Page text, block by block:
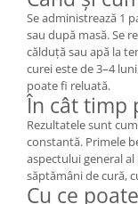
Se administrează 1
sau după masă. Se
călduță sau apă la
curei este de 3–4
poate fi reluată.
În cât timp
Rezultatele sunt
constantă. Primele
aspectului general
săptămâni de cură,
Cu ce